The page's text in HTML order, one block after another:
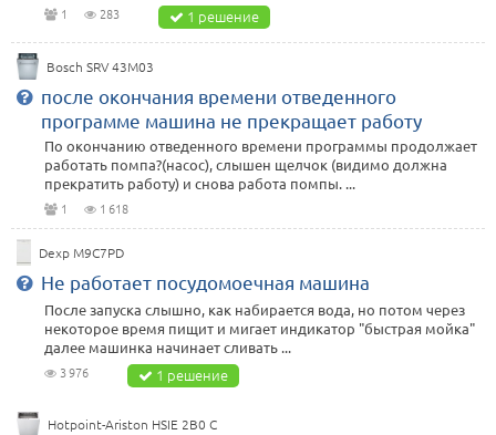
1 283 1 решение
Bosch SRV 43M03
после окончания времени отведенного
программе машина не прекращает работу
По окончанию отведенного времени программы продолжает
работать помпа?(насос), слышен щелчок (видимо должна
прекратить работу) и снова работа помпы. ...
1 1 618
Dexp M9C7PD
Не работает посудомоечная машина
После запуска слышно, как набирается вода, но потом через
некоторое время пищит и мигает индикатор "быстрая мойка"
далее машинка начинает сливать ...
3 976 1 решение
Hotpoint-Ariston HSIE 2B0 C